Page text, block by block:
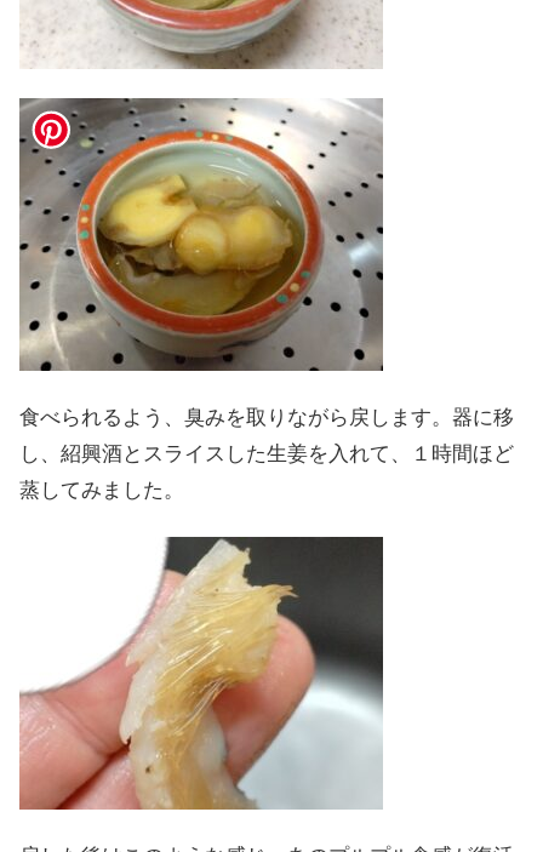
食べられるよう、臭みを取りながら戻します。器に移
し、紹興酒とスライスした生姜を入れて、１時間ほど
蒸してみました。